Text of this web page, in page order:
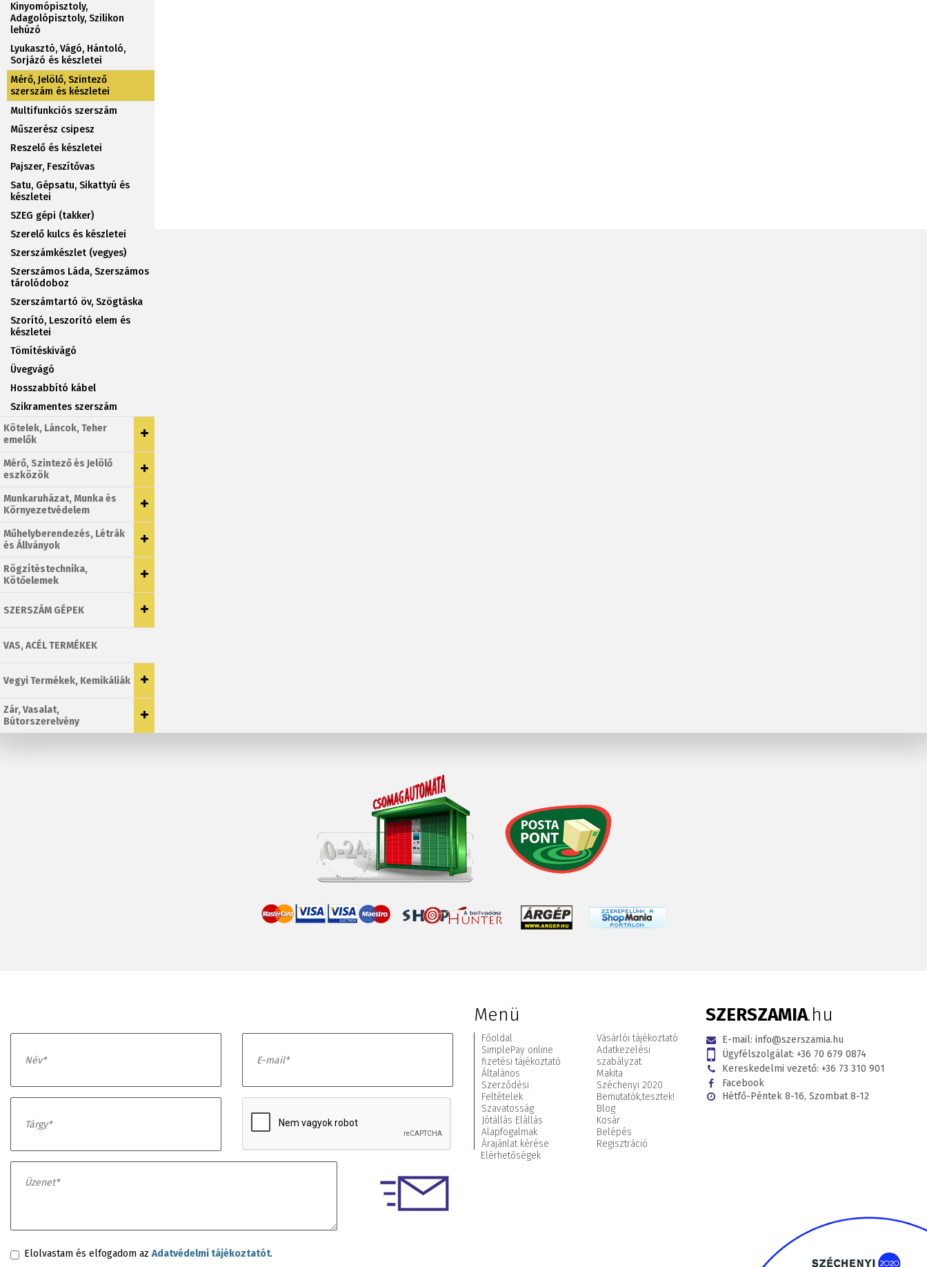
Kinyomópisztoly,
Adagolópisztoly, Szilikon
lehúzó
Lyukasztó, Vágó, Hántoló,
Sorjázó és készletei
Mérő, Jelölő, Szintező
szerszám és készletei
Multifunkciós szerszám
Műszerész csipesz
Reszelő és készletei
Pajszer, Feszítővas
Satu, Gépsatu, Sikattyú és
készletei
SZEG gépi (takker)
Szerelő kulcs és készletei
Szerszámkészlet (vegyes)
Szerszámos Láda, Szerszámos
tárolódoboz
Szerszámtartó öv, Szögtáska
Szorító, Leszorító elem és
készletei
Tömítéskivágó
Üvegvágó
Hosszabbító kábel
Szikramentes szerszám
Kötelek, Láncok, Teher
emelők
Mérő, Szintező és Jelölő
eszközök
Munkaruházat, Munka és
Környezetvédelem
Műhelyberendezés, Létrák
és Állványok
Rögzítéstechnika,
Kötőelemek
SZERSZÁM GÉPEK
VAS, ACÉL TERMÉKEK
Vegyi Termékek, Kemikáliák
Zár, Vasalat,
Bútorszerelvény
Elolvastam és elfogadom az Adatvédelmi tájékoztatót.
Menü
Főoldal
SimplePay online
fizetési tájékoztató
Általános
Szerződési
Feltételek
Szavatosság
Jótállás Elállás
Alapfogalmak
Árajánlat kérése
Elérhetőségek
Vásárlói tájékoztató
Adatkezelési
szabályzat
Makita
Széchenyi 2020
Bemutatók,tesztek!
Blog
Kosár
Belépés
Regisztráció
SZERSZAMIA.hu
E-mail: info@szerszamia.hu
Ügyfélszolgálat: +36 70 679 0874
Kereskedelmi vezető: +36 73 310 901
Facebook
Hétfő-Péntek 8-16, Szombat 8-12